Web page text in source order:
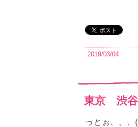
2019/03/04
東京 渋谷
っとぉ、、